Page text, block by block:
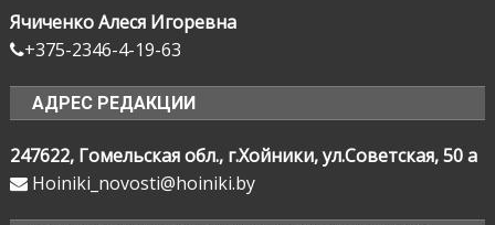
Ячиченко Алеся Игоревна
+375-2346-4-19-63
АДРЕС РЕДАКЦИИ
247622, Гомельская обл., г.Хойники, ул.Советская, 50 а
Hoiniki_novosti@hoiniki.by